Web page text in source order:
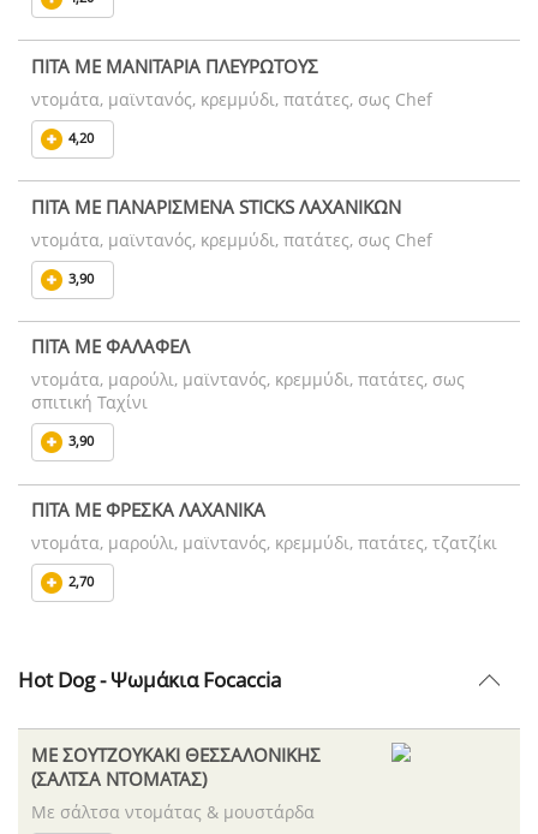
ΠΙΤΑ ΜΕ ΜΑΝΙΤΑΡΙΑ ΠΛΕΥΡΩΤΟΥΣ
ντομάτα, μαϊντανός, κρεμμύδι, πατάτες, σως Chef
4,20
ΠΙΤΑ ΜΕ ΠΑΝΑΡΙΣΜΕΝΑ STICKS ΛΑΧΑΝΙΚΩΝ
ντομάτα, μαϊντανός, κρεμμύδι, πατάτες, σως Chef
3,90
ΠΙΤΑ ΜΕ ΦΑΛΑΦΕΛ
ντομάτα, μαρούλι, μαϊντανός, κρεμμύδι, πατάτες, σως
σπιτική Ταχίνι
3,90
ΠΙΤΑ ΜΕ ΦΡΕΣΚΑ ΛΑΧΑΝΙΚΑ
ντομάτα, μαρούλι, μαϊντανός, κρεμμύδι, πατάτες, τζατζίκι
2,70
Hot Dog - Ψωμάκια Focaccia
ME ΣΟΥΤΖΟΥΚΑΚΙ ΘΕΣΣΑΛΟΝΙΚΗΣ
(ΣΑΛΤΣΑ ΝΤΟΜΑΤΑΣ)
Με σάλτσα ντομάτας & μουστάρδα